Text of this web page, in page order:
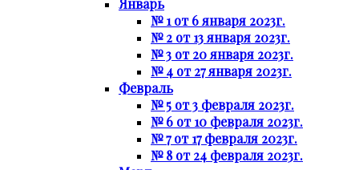
Январь
№ 1 от 6 января 2023г.
№ 2 от 13 января 2023г.
№ 3 от 20 января 2023г.
№ 4 от 27 января 2023г.
Февраль
№ 5 от 3 февраля 2023г.
№ 6 от 10 февраля 2023г.
№ 7 от 17 февраля 2023г.
№ 8 от 24 февраля 2023г.